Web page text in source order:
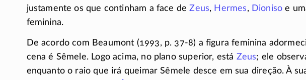
justamente os que continham a face deZeus, Hermes, Dioniso e
feminina.
De acordo com Beaumont (1993, p. 37-8) a figura feminina
cena é Sêmele. Logo acima, no plano superior, está Zeus; ele
enquanto o raio que irá queimar Sêmele desce em sua direção. À